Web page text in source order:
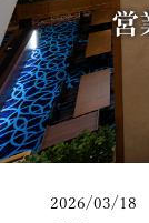
2026/03/18